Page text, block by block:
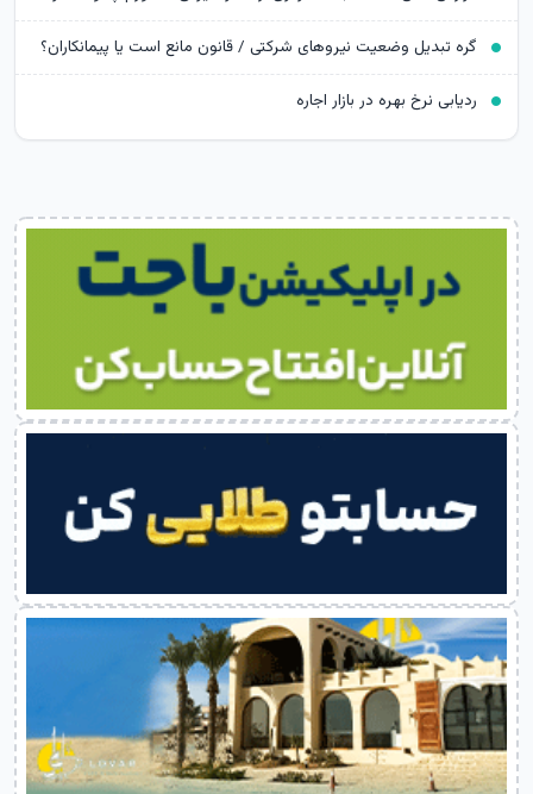
گره تبدیل وضعیت نیروهای شرکتی / قانون مانع است یا پیمانکاران؟
ردیابی نرخ بهره در بازار اجاره